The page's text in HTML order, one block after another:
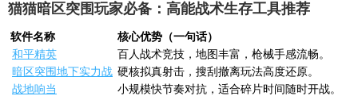
猫猫暗区突围玩家必备：高能战术生存工具推荐
软件名称
核心优势（一句话）
和平精英
百人战术竞技，地图丰富，枪械手感流畅。
暗区突围地下实力战 硬核拟真射击，搜刮撤离玩法高度还原。
战地响当
小规模快节奏对抗，适合碎片时间随时开战。